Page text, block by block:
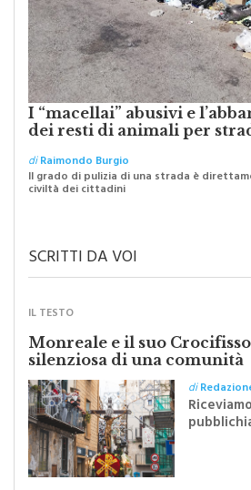
I “macellai” abusivi e
dei resti di animali per
diRaimondo Burgio
Il grado di pulizia di una strada è
civiltà dei cittadini
SCRITTI DA VOI
IL TESTO
Monreale e il suo
silenziosa di una comunità
di